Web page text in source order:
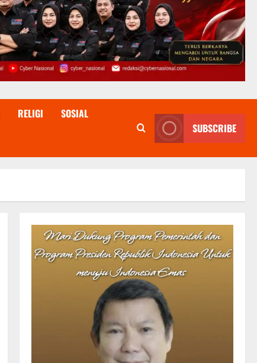
RELIGI SOSIAL
SUBSCRIBE